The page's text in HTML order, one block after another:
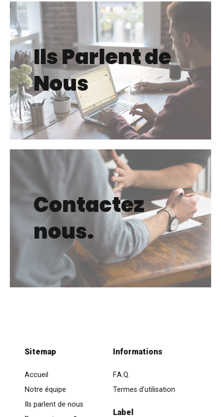
Ils Parlent de
Nous
Contactez
nous.
Sitemap
Accueil
Notre équipe
Ils parlent de nous
Informations
F.A.Q.
Termes d’utilisation
Label